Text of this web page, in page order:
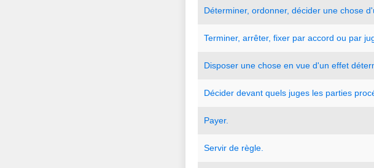
Déterminer, ordonner, décider une chose d'
Terminer, arrêter, fixer par accord ou par
Disposer une chose en vue d'un effet
Décider devant quels juges les parties
Payer.
Servir de règle.